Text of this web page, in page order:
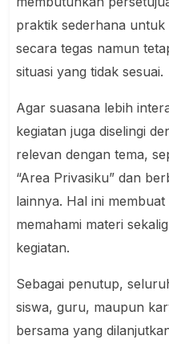
praktik sederhana
secara tegas namun
situasi yang tidak sesuai.
Agar suasana lebih
kegiatan juga diselingi
relevan dengan tema,
“Area Privasiku” dan
lainnya. Hal ini
memahami materi
kegiatan.
Sebagai penutup,
siswa, guru, maupun
bersama yang